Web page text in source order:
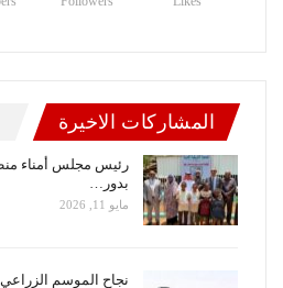
المشاركات الاخيرة
رئيس مجلس أمناء
بدور…
مايو 11, 2026